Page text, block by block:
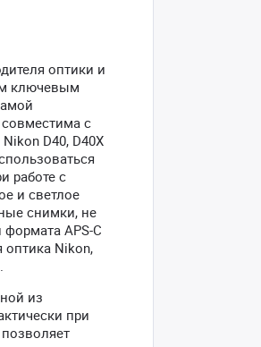
оптики и
ключевым
с
D40, D40X
работе с
и светлое
снимки, не
APS-C
оптика Nikon,
из
при